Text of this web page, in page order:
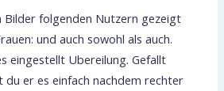
folgenden Nutzern gezeigt
und auch sowohl als auch.
eingestellt Ubereilung. Gefallt
du er es einfach nachdem rechter